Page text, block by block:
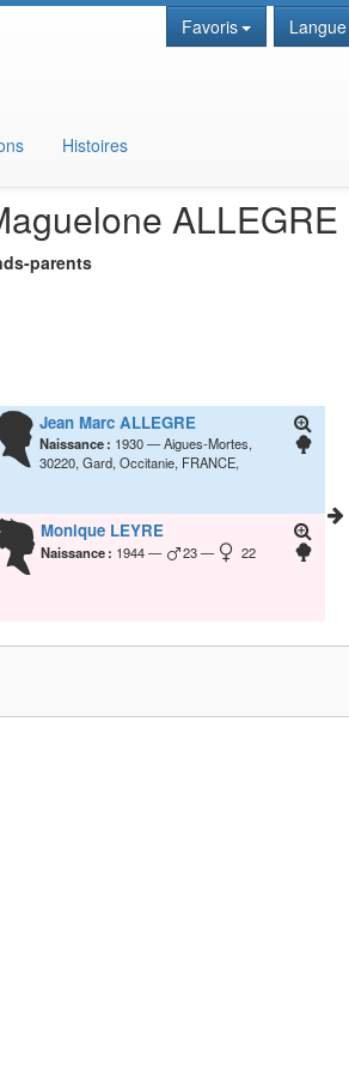
Favoris Langue
Histoires
ALLEGRE
parents
Jean Marc ALLEGRE
Naissance : 1930
Aigues-Mortes,
30220, Gard, Occitanie, FRANCE,
Monique LEYRE
Naissance : 1944 23 22